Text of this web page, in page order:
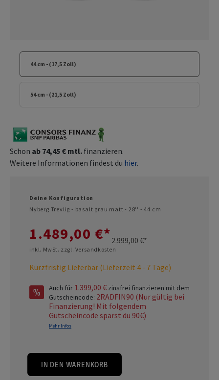
44 cm - (17,5 Zoll)
54 cm - (21,5 Zoll)
Schon ab 74,45 € mtl. finanzieren.
Weitere Informationen findest du hier.
Deine Konfiguration
Nyberg Trevlig - basalt grau matt - 28'' - 44 cm
1.489,00 €*2.999,00 €*
inkl. MwSt. zzgl. Versandkosten
Kurzfristig Lieferbar (Lieferzeit 4 - 7 Tage)
Auch für 1.399,00 € zinsfrei finanzieren mit dem
Gutscheincode: 2RADFIN90 (Nur gültig bei
Finanzierung! Mit folgendem
Gutscheincode sparst du 90€)
Mehr Infos
IN DEN WARENKORB